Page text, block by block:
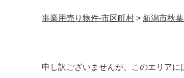
事業用売り物件-市区町村 > 新潟市秋
申し訳ございませんが、このエリアに